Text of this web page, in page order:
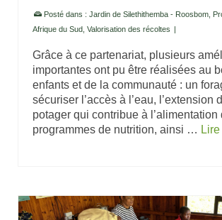
Posté dans : Jardin de Silethithemba - Roosbom
Afrique du Sud Valorisation des récoltes |
Grâce à ce partenariat, plusieurs
importantes ont pu être réalisées au
enfants et de la communauté : un
sécuriser l’accès à l’eau, l’extension
potager qui contribue à l’alimentation
programmes de nutrition, ainsi …